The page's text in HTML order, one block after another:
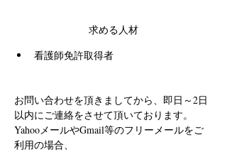
求める人材
看護師免許取得者
お問い合わせを頂きましてから、即日～2日
以内にご連絡をさせて頂いております。
YahooメールやGmail等のフリーメールをご
利用の場合、